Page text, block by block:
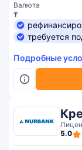
Валюта
₸
требуется
Подробные
5.0